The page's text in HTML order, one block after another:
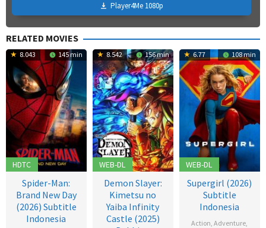
Player4Me 1080p
RELATED MOVIES
8.043 145 min
HDTC
Spider-Man:
Brand New Day
(2026) Subtitle
Indonesia
8.542 156 min
WEB-DL
Demon Slayer:
Kimetsu no
Yaiba Infinity
Castle (2025)
6.77 108 min
WEB-DL
Supergirl (2026)
Subtitle
Indonesia
Action,Adventure,